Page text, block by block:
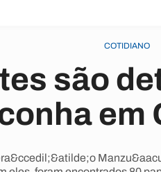
COTIDIANO
são
em